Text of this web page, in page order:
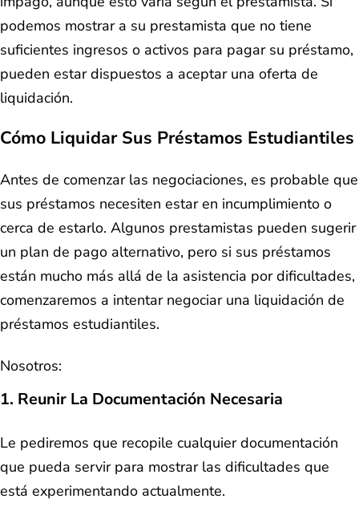
podemos mostrar a su prestamista que no tiene
suficientes ingresos o activos para pagar su préstamo,
pueden estar dispuestos a aceptar una oferta de
liquidación.
Cómo Liquidar Sus Préstamos Estudiantiles
Antes de comenzar las negociaciones, es probable que
sus préstamos necesiten estar en incumplimiento o
cerca de estarlo. Algunos prestamistas pueden sugerir
un plan de pago alternativo, pero si sus préstamos
están mucho más allá de la asistencia por dificultades,
comenzaremos a intentar negociar una liquidación de
préstamos estudiantiles.
Nosotros:
1. Reunir La Documentación Necesaria
Le pediremos que recopile cualquier documentación
que pueda servir para mostrar las dificultades que
está experimentando actualmente.